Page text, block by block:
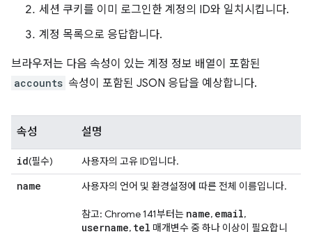
세션 쿠키를 이미 로그인한 계정의 ID와 일치시킵니다.
계정 목록으로 응답합니다.
브라우저는 다음 속성이 있는 계정 정보 배열이 포함된
accounts 속성이 포함된 JSON 응답을 예상합니다.
속성 설명
id(필수) 사용자의 고유 ID입니다.
name 사용자의 언어 및 환경설정에 따른 전체 이름입니다.
참고: Chrome 141부터는 name, email,
username, tel 매개변수 중 하나 이상이 필요합니